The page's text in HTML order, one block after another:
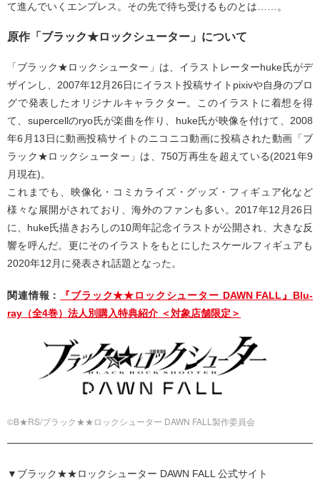
て進んでいくエンプレス。その先で待ち受けるものとは……。
原作「ブラック★ロックシューター」について
「ブラック★ロックシューター」は、イラストレーターhuke氏がデ
ザインし、2007年12月26日にイラスト投稿サイトpixivや自身のブロ
グで発表したオリジナルキャラクター。このイラストに着想を得
て、supercellのryo氏が楽曲を作り、huke氏が映像を付けて、2008
年6月13日に動画投稿サイトのニコニコ動画に投稿された動画「ブ
ラック★ロックシューター」は、750万再生を超えている(2021年9
月現在)。
これまでも、映像化・コミカライズ・グッズ・フィギュア化など
様々な展開がされており、海外のファンも多い。2017年12月26日
に、huke氏描きおろしの10周年記念イラストが公開され、大きな反
響を呼んだ。更にそのイラストをもとにしたスケールフィギュアも
2020年12月に発表され話題となった。
関連情報：
『ブラック★★ロックシューター DAWN FALL』Blu-
ray（全4巻）法人別購入特典紹介 ＜対象店舗限定＞
©B★RS/ブラック★★ロックシューター DAWN FALL製作委員会
▼ブラック★★ロックシューター DAWN FALL 公式サイト